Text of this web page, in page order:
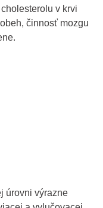
v krvi
činnosť mozgu
úrovni výrazne